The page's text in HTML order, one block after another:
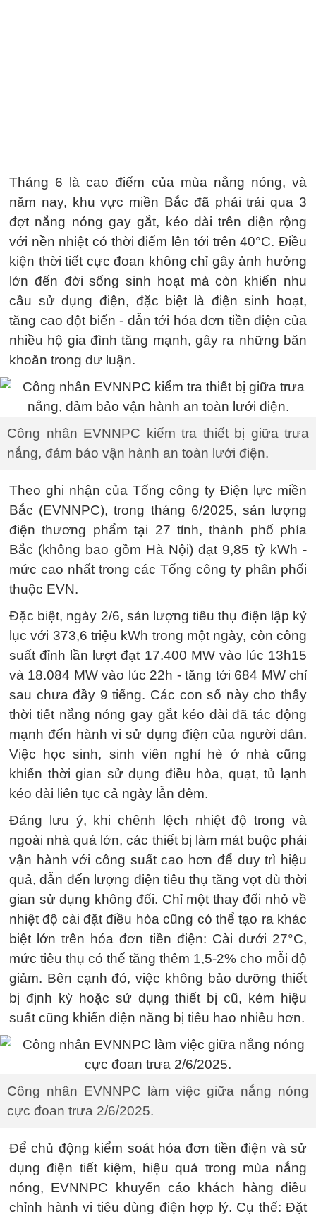
Tháng 6 là cao điểm của mùa nắng nóng, và
năm nay, khu vực miền Bắc đã phải trải qua 3
đợt nắng nóng gay gắt, kéo dài trên diện rộng
với nền nhiệt có thời điểm lên tới trên 40°C. Điều
kiện thời tiết cực đoan không chỉ gây ảnh hưởng
lớn đến đời sống sinh hoạt mà còn khiến nhu
cầu sử dụng điện, đặc biệt là điện sinh hoạt,
tăng cao đột biến - dẫn tới hóa đơn tiền điện của
nhiều hộ gia đình tăng mạnh, gây ra những băn
khoăn trong dư luận.
Công nhân EVNNPC kiểm tra thiết bị giữa trưa
nắng, đảm bảo vận hành an toàn lưới điện.
Theo ghi nhận của Tổng công ty Điện lực miền
Bắc (EVNNPC), trong tháng 6/2025, sản lượng
điện thương phẩm tại 27 tỉnh, thành phố phía
Bắc (không bao gồm Hà Nội) đạt 9,85 tỷ kWh -
mức cao nhất trong các Tổng công ty phân phối
thuộc EVN.
Đặc biệt, ngày 2/6, sản lượng tiêu thụ điện lập kỷ
lục với 373,6 triệu kWh trong một ngày, còn công
suất đỉnh lần lượt đạt 17.400 MW vào lúc 13h15
và 18.084 MW vào lúc 22h - tăng tới 684 MW chỉ
sau chưa đầy 9 tiếng. Các con số này cho thấy
thời tiết nắng nóng gay gắt kéo dài đã tác động
mạnh đến hành vi sử dụng điện của người dân.
Việc học sinh, sinh viên nghỉ hè ở nhà cũng
khiến thời gian sử dụng điều hòa, quạt, tủ lạnh
kéo dài liên tục cả ngày lẫn đêm.
Đáng lưu ý, khi chênh lệch nhiệt độ trong và
ngoài nhà quá lớn, các thiết bị làm mát buộc phải
vận hành với công suất cao hơn để duy trì hiệu
quả, dẫn đến lượng điện tiêu thụ tăng vọt dù thời
gian sử dụng không đổi. Chỉ một thay đổi nhỏ về
nhiệt độ cài đặt điều hòa cũng có thể tạo ra khác
biệt lớn trên hóa đơn tiền điện: Cài dưới 27°C,
mức tiêu thụ có thể tăng thêm 1,5-2% cho mỗi độ
giảm. Bên cạnh đó, việc không bảo dưỡng thiết
bị định kỳ hoặc sử dụng thiết bị cũ, kém hiệu
suất cũng khiến điện năng bị tiêu hao nhiều hơn.
Công nhân EVNNPC làm việc giữa nắng nóng
cực đoan trưa 2/6/2025.
Để chủ động kiểm soát hóa đơn tiền điện và sử
dụng điện tiết kiệm, hiệu quả trong mùa nắng
nóng, EVNNPC khuyến cáo khách hàng điều
chỉnh hành vi tiêu dùng điện hợp lý. Cụ thể: Đặt